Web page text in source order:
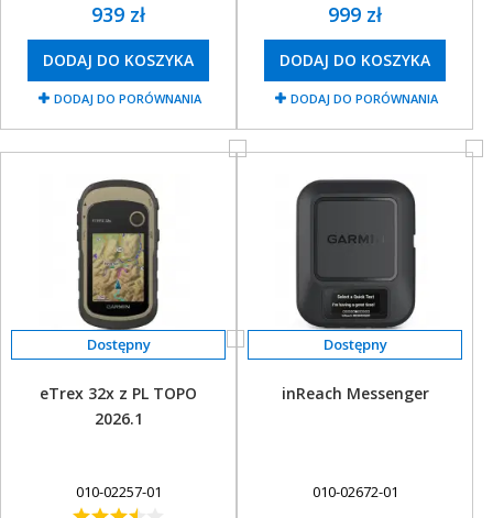
939 zł
DODAJ DO KOSZYKA
DODAJ DO PORÓWNANIA
999 zł
DODAJ DO KOSZYKA
DODAJ DO PORÓWNANIA
eTrex 32x z PL TOPO
2026.1
010-02257-01
inReach Messenger
010-02672-01